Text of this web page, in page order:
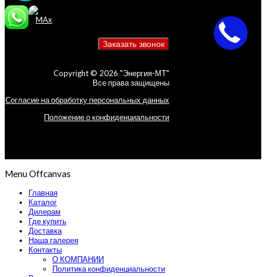
Copyright © 2026 "Энергия-МТ"
Все права защищены
Согласие на обработку персональных данных
Положение о конфиденциальности
Menu Offcanvas
Главная
Каталог
Дилерам
Где купить
Доставка
Наша галерея
Контакты
О КОМПАНИИ
Политика конфиденциальности